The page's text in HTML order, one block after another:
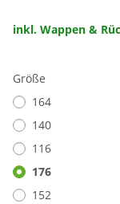
inkl. Wappen &
Größe
164
140
116
176
152